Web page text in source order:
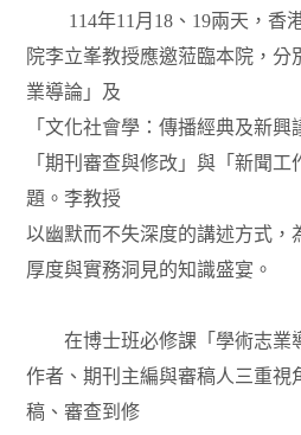
114年11月18、19兩天，香
院李立峯教授應邀蒞臨本院，
業導論」及
「文化社會學：傳播經典及新
「期刊審查與修改」與「新聞
題。李教授
以幽默而不失深度的講述方式，
厚度與實務洞見的知識盛宴。
在博士班必修課「學術志業
作者、期刊主編與審稿人三重視
稿、審查到修